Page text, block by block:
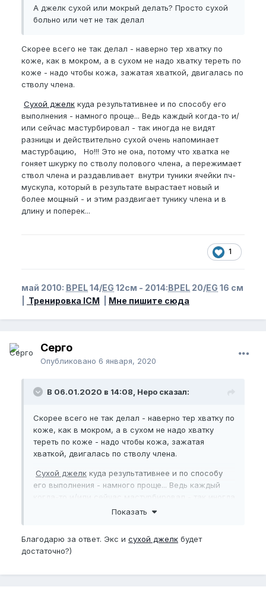
А джелк сухой или мокрый делать? Просто сухой
больно или чет не так делал
Скорее всего не так делал - наверно тер хватку по
коже, как в мокром, а в сухом не надо хватку тереть по
коже - надо чтобы кожа, зажатая хваткой, двигалась по
стволу члена.
Сухой джелк куда результативнее и по способу его
выполнения - намного проще... Ведь каждый когда-то и/
или сейчас мастурбировал - так иногда не видят
разницы и действительно сухой очень напоминает
мастурбацию, Но!!! Это не она, потому что хватка не
гоняет шкурку по стволу полового члена, а пережимает
ствол члена и раздавливает внутри туники ячейки пч-
мускула, который в результате вырастает новый и
более мощный - и этим раздвигает тунику члена и в
длину и поперек...
1
май 2010: BPEL14/EG 12см - 2014:BPEL 20/EG 16 см
Тренировка ICM Мне пишите сюда
Серго
Опубликовано 6 января, 2020
В 06.01.2020 в 14:08, Неро сказал:
Скорее всего не так делал - наверно тер хватку по
коже, как в мокром, а в сухом не надо хватку
тереть по коже - надо чтобы кожа, зажатая
хваткой, двигалась по стволу члена.
Сухой джелк куда результативнее и по способу
его выполнения - намного проще... Ведь каждый
когда-то и/или сейчас мастурбировал - так иногда
не видят разницы и действительно сухой очень
члена, а пережимает ствол члена и
раздавливает внутри туники ячейки пч-мускула,
Показать
Благодарю за ответ. Экс и сухой джелк будет
достаточно?)